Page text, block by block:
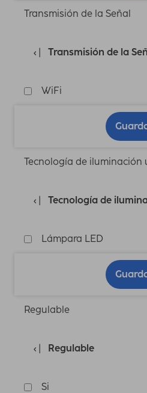
Transmisión de la Señal
Transmisión de la
WiFi
Tecnología de iluminación
Tecnología de
Lámpara LED
Regulable
Regulable
Si